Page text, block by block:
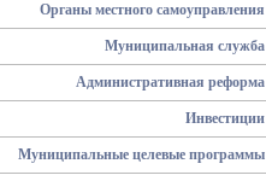
Органы местного самоуправления
Муниципальная служба
Административная реформа
Инвестиции
Муниципальные целевые программы